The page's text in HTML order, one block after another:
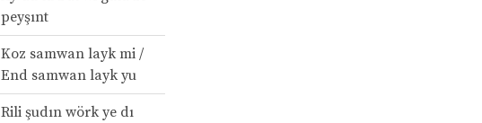
peyşınt
Koz samwan layk mi /
End samwan layk yu
Rili şudın wörk ye dı